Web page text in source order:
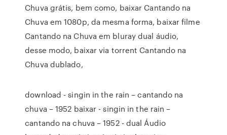
Chuva grátis, bem como, baixar Cantando na
Chuva em 1080p, da mesma forma, baixar filme
Cantando na Chuva em bluray dual áudio,
desse modo, baixar via torrent Cantando na
Chuva dublado,
download - singin in the rain – cantando na
chuva – 1952 baixar - singin in the rain –
cantando na chuva – 1952 - dual Áudio